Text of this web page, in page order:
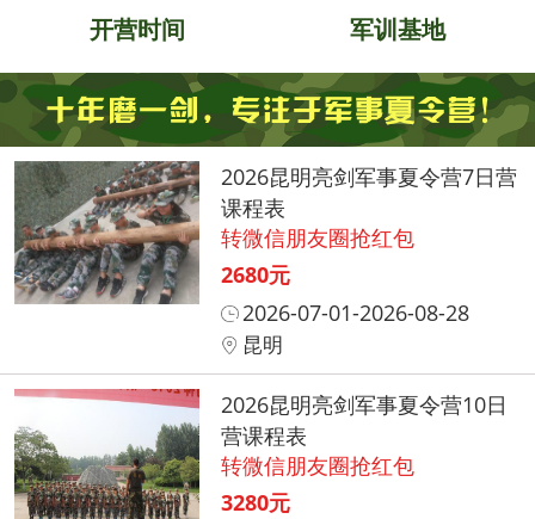
开营时间 军训基地
2026昆明亮剑军事夏令营7日营
课程表
转微信朋友圈抢红包
2680元
2026-07-01-2026-08-28
昆明
2026昆明亮剑军事夏令营10日
营课程表
转微信朋友圈抢红包
3280元